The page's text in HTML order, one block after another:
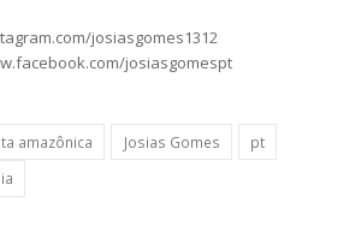
josiasgomes1312
josiasgomespt
amazônica Josias Gomes
pt